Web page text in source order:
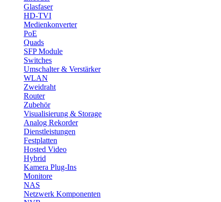
Glasfaser
HD-TVI
Medienkonverter
PoE
Quads
SFP Module
Switches
Umschalter & Verstärker
WLAN
Zweidraht
Router
Zubehör
Visualisierung & Storage
Analog Rekorder
Dienstleistungen
Festplatten
Hosted Video
Hybrid
Kamera Plug-Ins
Monitore
NAS
Netzwerk Komponenten